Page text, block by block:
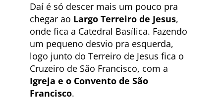
Daí é só descer mais um pouco pra
chegar ao Largo Terreiro de Jesus,
onde fica a Catedral Basílica. Fazendo
um pequeno desvio pra esquerda,
logo junto do Terreiro de Jesus fica o
Cruzeiro de São Francisco, com a
Igreja e o Convento de São
Francisco.